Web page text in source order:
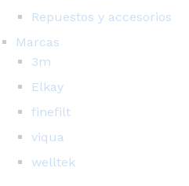
Repuestos y accesorios
Marcas
3m
Elkay
finefilt
viqua
welltek